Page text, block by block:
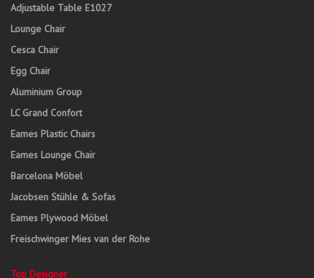
Adjustable Table E1027
Lounge Chair
Cesca Chair
Egg Chair
Aluminium Group
LC Grand Confort
Eames Plastic Chairs
Eames Lounge Chair
Barcelona Möbel
Jacobsen Stühle & Sofas
Eames Plywood Möbel
Freischwinger Mies van der Rohe
Top Designer